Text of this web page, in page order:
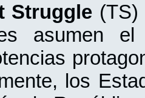
Struggle (TS)
asumen
los